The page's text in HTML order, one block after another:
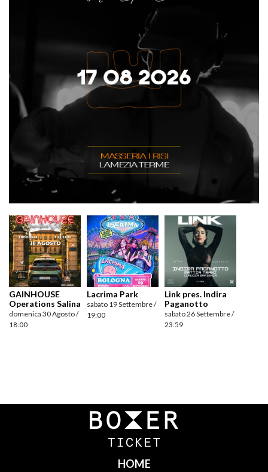
GAINHOUSE
Operations Salina
domenica 30 Agosto /
18:00
Lacrima Park
sabato 19 Settembre /
19:00
Link pres. Indira
Paganotto
sabato 26 Settembre /
23:59
Navigazione
HOME